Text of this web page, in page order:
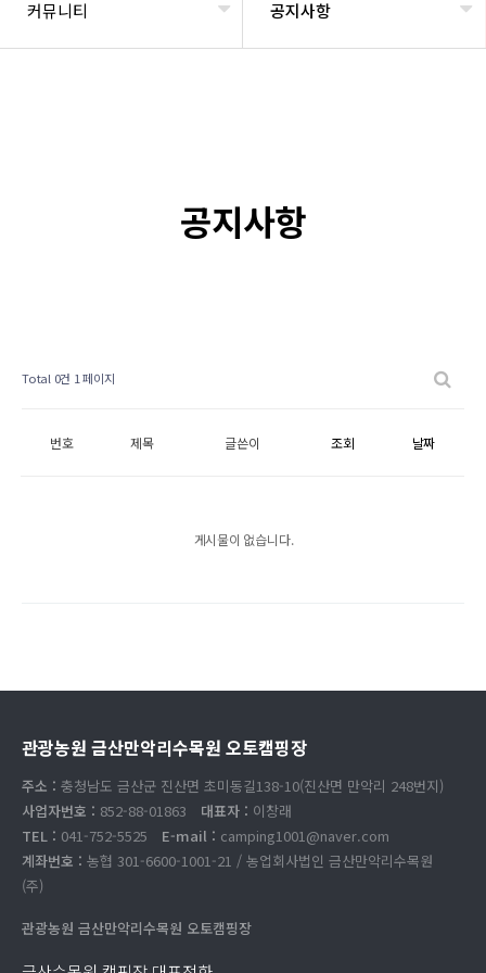
커뮤니티 공지사항
공지사항
Total 0건 1 페이지
번호 제목 글쓴이 조회 날짜
게시물이 없습니다.
관광농원 금산만악리수목원 오토캠핑장
주소 : 충청남도 금산군 진산면 초미동길138-10(진산면 만악리 248번지)
사업자번호 : 852-88-01863 대표자 : 이창래
TEL : 041-752-5525 E-mail : camping1001@naver.com
계좌번호 : 농협 301-6600-1001-21 / 농업회사법인 금산만악리수목원
(주)
관광농원 금산만악리수목원 오토캠핑장